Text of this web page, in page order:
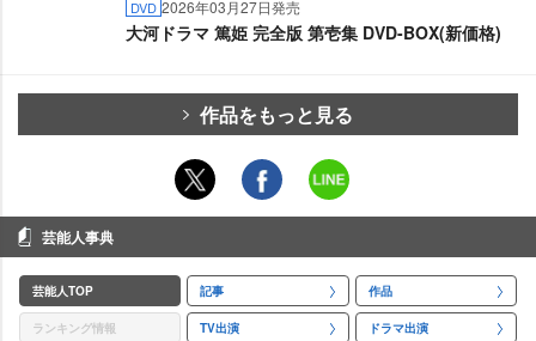
DVD 2026年03月27日発売
大河ドラマ 篤姫 完全版 第壱集 DVD-BOX(新価格)
作品をもっと見る
芸能人事典
芸能人TOP 記事 作品
ランキング情報 TV出演 ドラマ出演